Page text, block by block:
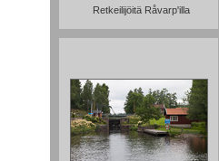
Retkeilijöitä Råvarp'illa